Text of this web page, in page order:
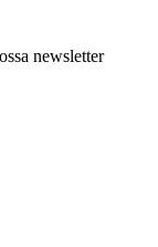
newsletter